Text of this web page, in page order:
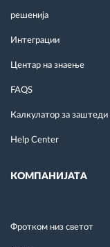
решенија
Интеграции
Центар на знаење
FAQS
Калкулатор за заштеди
Help Center
КОМПАНИЈАТА
Фротком низ светот